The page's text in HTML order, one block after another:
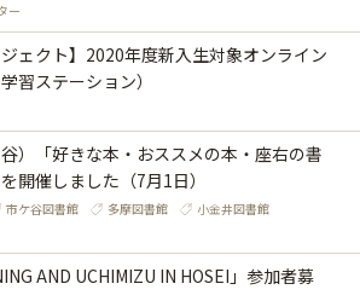
ー
ジェクト】2020年度新入生対象オンライン
習ステーション）
谷）「好きな本・おススメの本・座右の書
開催しました（7月1日）
市ケ谷図書館 多摩図書館
小金井図書館
AND UCHIMIZU IN HOSEI」参加者募